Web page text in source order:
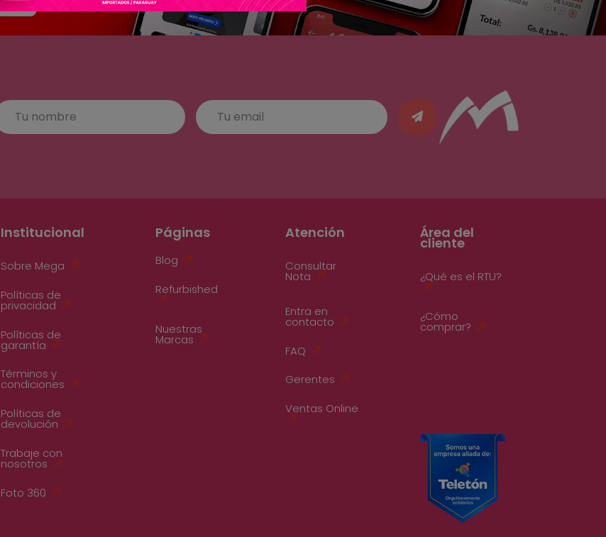
Institucional
Sobre Mega
Políticas de
privacidad
Políticas de
garantía
Términos y
condiciones
Políticas de
devolución
Trabaje con
nosotros
Foto 360
Páginas
Blog
Refurbished
Nuestras
Marcas
Atención
Consultar
Nota
Entra en
contacto
FAQ
Gerentes
Ventas Online
Área del
cliente
¿Qué es el RTU?
¿Cómo
comprar?